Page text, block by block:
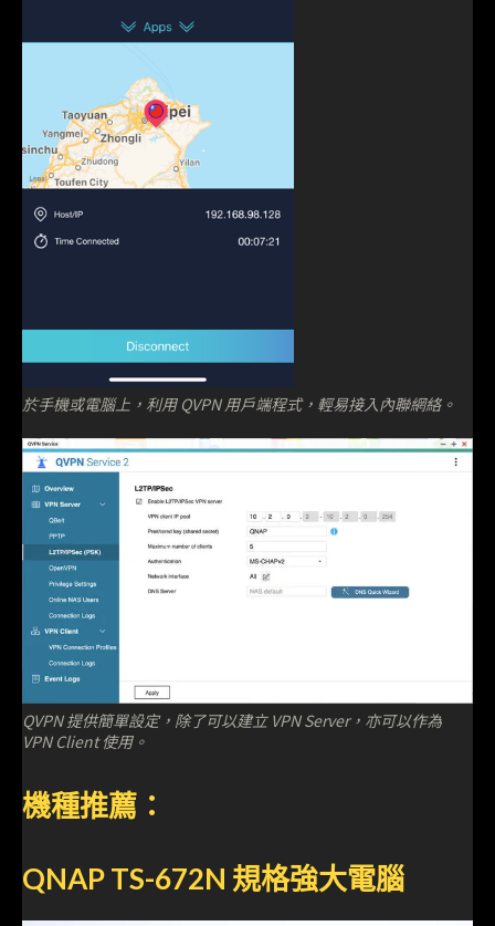
於手機或電腦上，利用 QVPN 用戶端程式，輕易接入內聯網絡。
QVPN 提供簡單設定，除了可以建立 VPN Server，亦可以作為
VPN Client 使用。
機種推薦：
QNAP TS-672N 規格強大電腦